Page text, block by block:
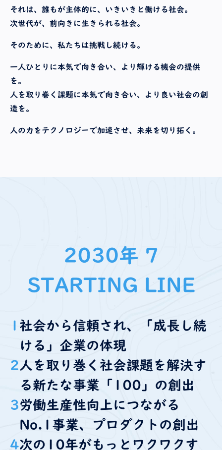
それは、誰もが主体的に、いきいきと働ける社会。
次世代が、前向きに生きられる社会。
そのために、私たちは挑戦し続ける。
一人ひとりに本気で向き合い、より輝ける機会の提供
を。
人を取り巻く課題に本気で向き合い、より良い社会の創
造を。
人の力をテクノロジーで加速させ、未来を切り拓く。
2030年 7
STARTING LINE
1 社会から信頼され、「成長し続
ける」企業の体現
2 人を取り巻く社会課題を解決す
る新たな事業「100」の創出
3労働生産性向上につながる
No.1事業、プロダクトの創出
4次の10年がもっとワクワクす